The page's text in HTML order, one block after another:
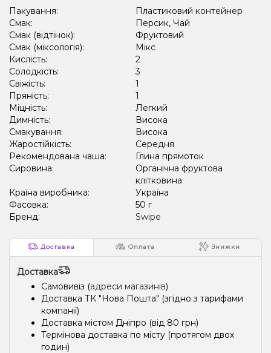
Пакування:
Пластиковий контейнер
Смак:
Персик, Чай
Смак (відтінок):
Фруктовий
Смак (міксологія):
Мікс
Кислість:
2
Солодкість:
3
Свіжість:
1
Пряність:
1
Міцність:
Легкий
Димність:
Висока
Смакування:
Висока
Жаростійкість:
Середня
Рекомендована чаша:
Глина прямоток
Сировина:
Органічна фруктова
клітковина
Країна виробника:
Україна
Фасовка:
50 г
Бренд:
Swipe
Доставка Оплата Знижки
Доставка
Самовивіз (адреси магазинів)
Доставка ТК "Нова Пошта" (згідно з тарифами
компанії)
Доставка містом Дніпро (від 80 грн)
Термінова доставка по місту (протягом двох
годин)